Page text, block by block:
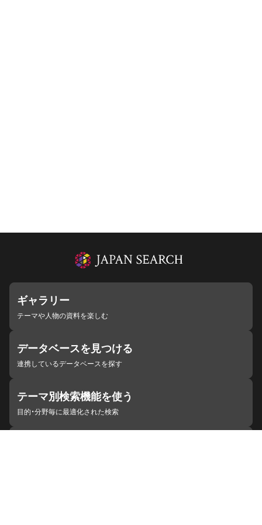
ギャラリー
テーマや人物の資料を楽しむ
データベースを見つける
連携しているデータベースを探す
テーマ別検索機能を使う
目的・分野毎に最適化された検索